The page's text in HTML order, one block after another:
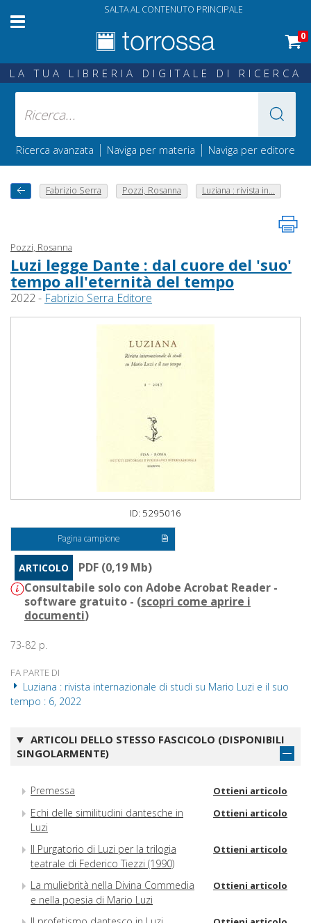
SALTA AL CONTENUTO PRINCIPALE
0
LA TUA LIBRERIA DIGITALE DI RICERCA
Ricerca avanzata | Naviga per materia | Naviga per editore
Fabrizio Serra Pozzi, Rosanna Luziana : rivista in...
Pozzi, Rosanna
Luzi legge Dante : dal cuore del 'suo'
tempo all'eternità del tempo
2022 - Fabrizio Serra Editore
ID: 5295016
Pagina campione
ARTICOLO
PDF (0,19 Mb)
Consultabile solo con Adobe Acrobat Reader -
software gratuito - (scopri come aprire i
documenti)
73-82 p.
FA PARTE DI
Luziana : rivista internazionale di studi su Mario Luzi e il suo
tempo : 6, 2022
ARTICOLI DELLO STESSO FASCICOLO (DISPONIBILI
SINGOLARMENTE)
Premessa Ottieni articolo
Echi delle similitudini dantesche in
Luzi
Ottieni articolo
Il Purgatorio di Luzi per la trilogia
teatrale di Federico Tiezzi (1990)
Ottieni articolo
La muliebrità nella Divina Commedia
e nella poesia di Mario Luzi
Ottieni articolo